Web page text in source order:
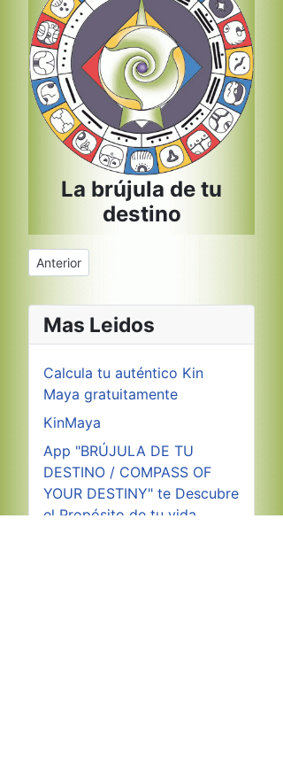
Mas Leidos
Calcula tu auténtico Kin
Maya gratuitamente
KinMaya
App "BRÚJULA DE TU
DESTINO / COMPASS OF
YOUR DESTINY" te Descubre
el Propósito de tu vida.
La brújula de tu
destino
Artículo anterior: Brujula Iphone
Anterior